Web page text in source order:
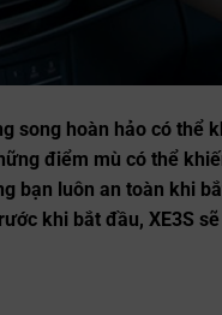
song hoàn hảo có thể
điểm mù có thể
bạn luôn an toàn khi
khi bắt đầu, XE3S